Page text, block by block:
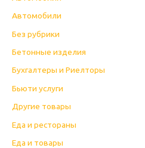
Автомобили
Без рубрики
Бетонные изделия
Бухгалтеры и Риелторы
Бьюти услуги
Другие товары
Еда и рестораны
Еда и товары